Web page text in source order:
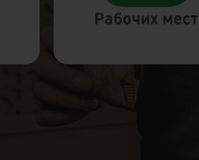
Рабочих мест